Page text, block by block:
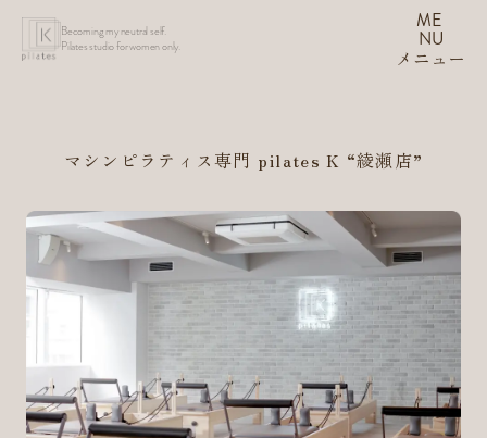
Becoming my neutral self.
Pilates studio for women only.
ME
NU
メニュー
マシンピラティス専門 pilates K “綾瀬店”